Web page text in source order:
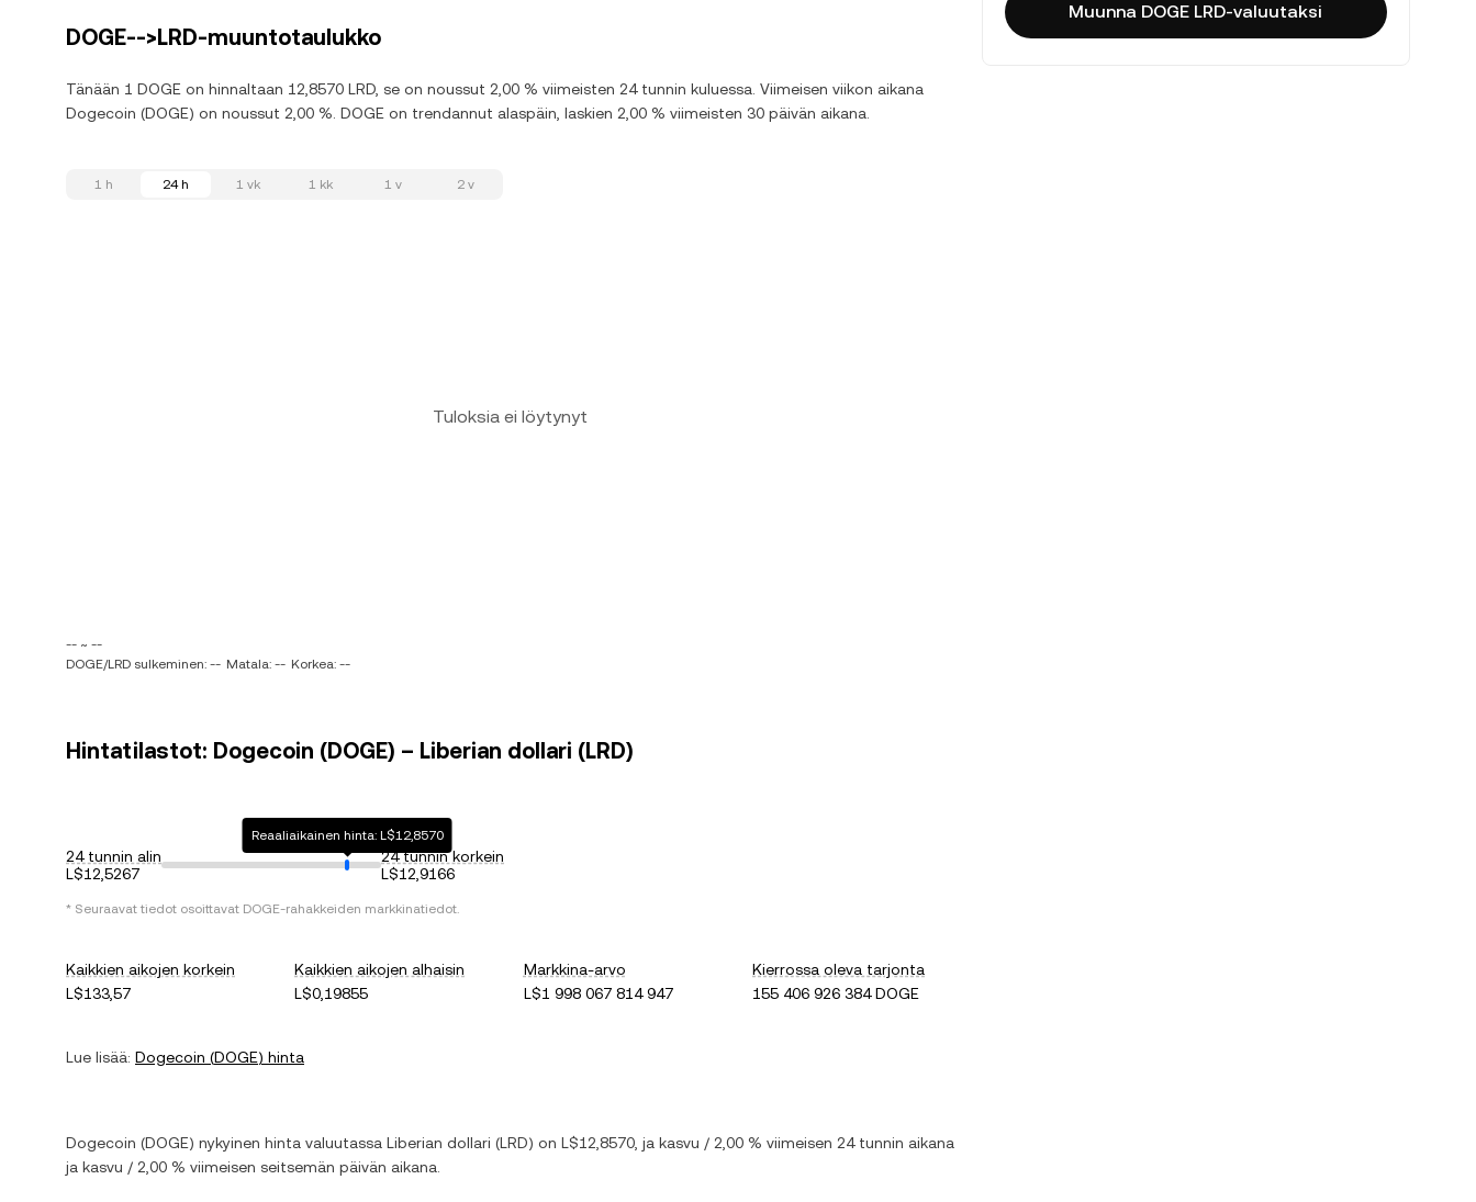
DOGE-->LRD-muuntotaulukko
Tänään 1 DOGE on hinnaltaan 12,8570 LRD, se on noussut 2,00 % viimeisten 24 tunnin kuluessa. Viimeisen viikon aikana
Dogecoin (DOGE) on noussut 2,00 %. DOGE on trendannut alaspäin, laskien 2,00 % viimeisten 30 päivän aikana.
1 h 24 h 1 vk 1 kk 1 v 2 v
Tuloksia ei löytynyt
-- ~ --
DOGE/LRD sulkeminen: -- Matala: -- Korkea: --
Hintatilastot: Dogecoin (DOGE) – Liberian dollari (LRD)
24 tunnin alin
L$12,5267
Reaaliaikainen hinta: L$12,8570
24 tunnin korkein
L$12,9166
* Seuraavat tiedot osoittavat DOGE-rahakkeiden markkinatiedot.
Kaikkien aikojen korkein
L$133,57
Kaikkien aikojen alhaisin
L$0,19855
Markkina-arvo
L$1 998 067 814 947
Kierrossa oleva tarjonta
155 406 926 384 DOGE
Lue lisää: Dogecoin (DOGE) hinta
Dogecoin (DOGE) nykyinen hinta valuutassa Liberian dollari (LRD) on L$12,8570 , ja kasvu / 2,00 % viimeisen 24 tunnin aikana
ja kasvu / 2,00 % viimeisen seitsemän päivän aikana.
Muunna DOGE LRD-valuutaksi